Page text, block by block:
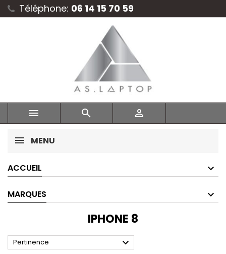
Téléphone: 06 14 15 70 59
  
MENU
ACCUEIL
MARQUES
IPHONE 8
Pertinence 